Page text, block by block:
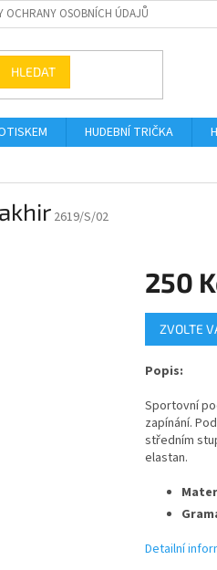
OCHRANY OSOBNÍCH ÚDAJŮ
HLEDAT
HUDEBNÍ TRIČKA
2619/S/02
250
Měrná
cena:
ZVOLTE
Popis:
Sportovní
zapínání.
středním
elastan.
Detailní